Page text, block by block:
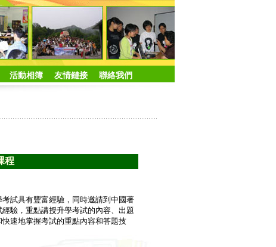
活動相簿 友情鏈接 聯絡我們
程
試具有豐富經驗，同時邀請到中國著
驗，重點講授升學考試的內容、出題
速地掌握考試的重點內容和答題技